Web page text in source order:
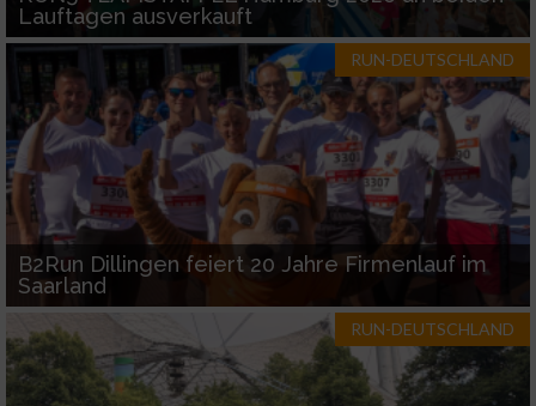
Lauftagen ausverkauft
RUN-DEUTSCHLAND
B2Run Dillingen feiert 20 Jahre Firmenlauf im
Saarland
RUN-DEUTSCHLAND